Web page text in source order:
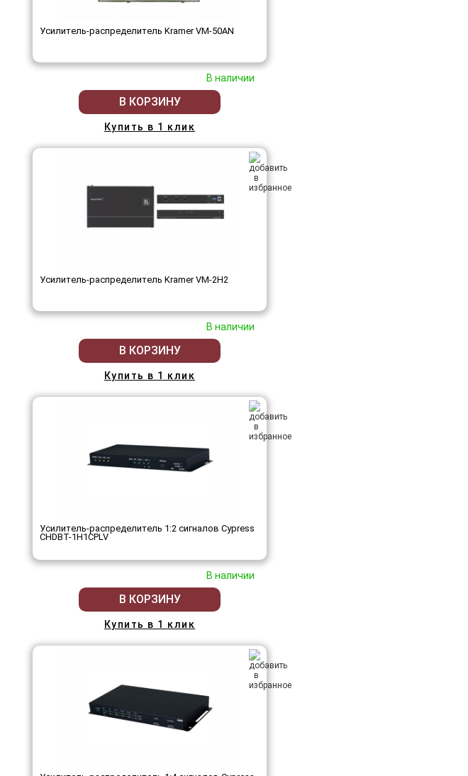
Усилитель-распределитель Kramer VM-50AN
В наличии
В КОРЗИНУ
Купить в 1 клик
Усилитель-распределитель Kramer VM-2H2
В наличии
В КОРЗИНУ
Купить в 1 клик
Усилитель-распределитель 1:2 сигналов Cypress
CHDBT-1H1CPLV
В наличии
В КОРЗИНУ
Купить в 1 клик